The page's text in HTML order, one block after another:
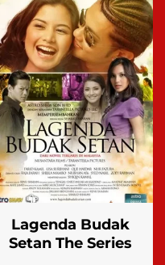
Lagenda Budak
Setan The Series